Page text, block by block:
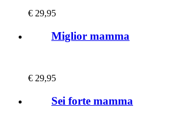
€ 29,95
Miglior mamma
€ 29,95
Sei forte mamma